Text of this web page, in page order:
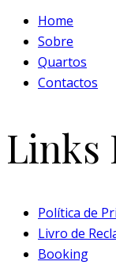
Home
Sobre
Quartos
Contactos
Links
Política de
Livro de
Booking